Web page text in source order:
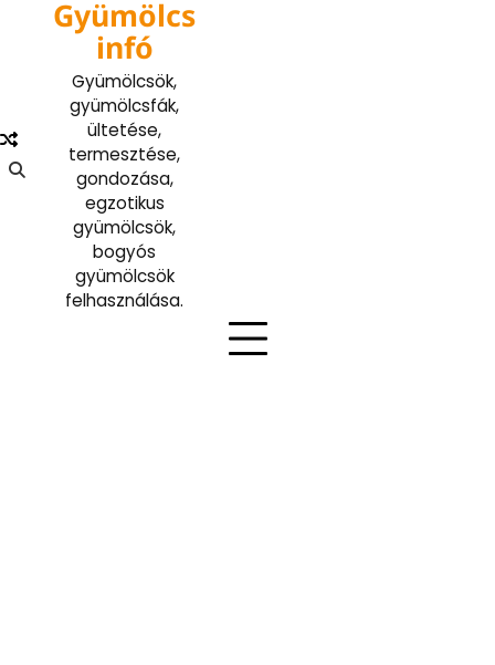
Gyümölcs
infó
Gyümölcsök,
gyümölcsfák,
ültetése,
termesztése,
gondozása,
egzotikus
gyümölcsök,
bogyós
gyümölcsök
felhasználása.